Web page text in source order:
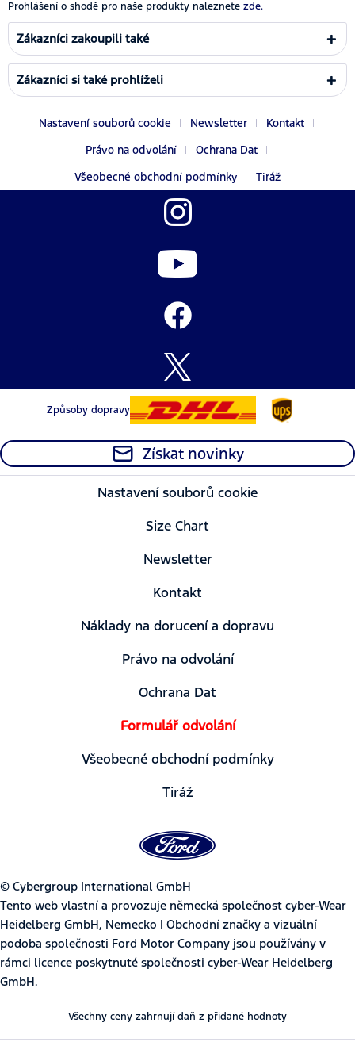
Prohlášení o shodě pro naše produkty naleznete zde.
Zákazníci zakoupili také
Zákazníci si také prohlíželi
Nastavení souborů cookie Newsletter
Kontakt
Právo na odvolání
Ochrana Dat
Všeobecné obchodní podmínky
Tiráž
Způsoby dopravy
Získat novinky
Nastavení souborů cookie
Size Chart
Newsletter
Kontakt
Náklady na dorucení a dopravu
Právo na odvolání
Ochrana Dat
Formulář odvolání
Všeobecné obchodní podmínky
Tiráž
© Cybergroup International GmbH
Tento web vlastní a provozuje německá společnost cyber-Wear
Heidelberg GmbH, Nemecko | Obchodní značky a vizuální
podoba společnosti Ford Motor Company jsou používány v
rámci licence poskytnuté společnosti cyber-Wear Heidelberg
GmbH.
Všechny ceny zahrnují daň z přidané hodnoty